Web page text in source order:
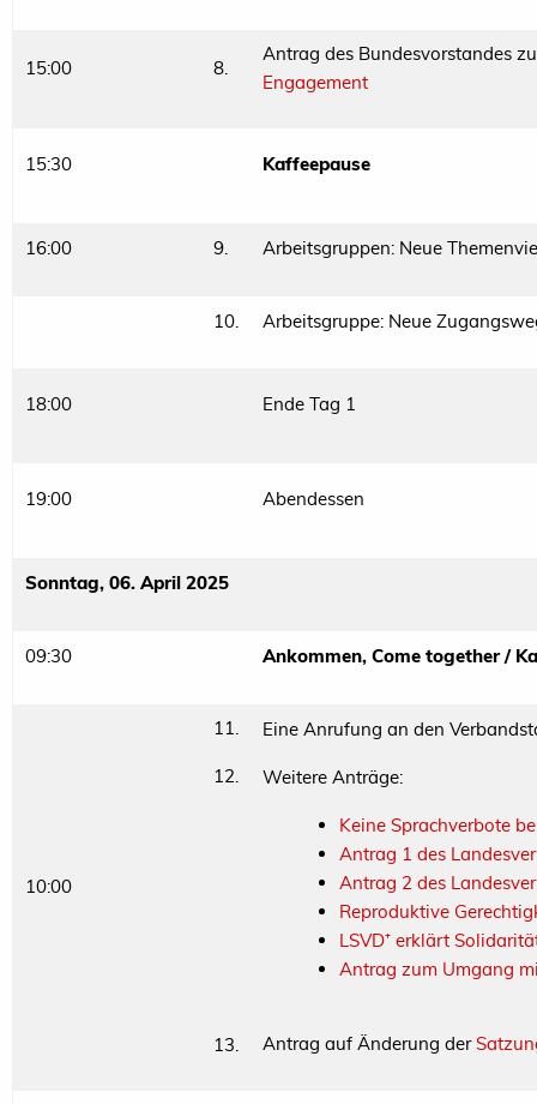
15:00 8.
Antrag des Bundesvorstandes
Engagement
15:30 Kaffeepause
16:00 9. Arbeitsgruppen: Neue
10. Arbeitsgruppe: Neue
18:00 Ende Tag 1
19:00 Abendessen
Sonntag, 06. April 2025
09:30 Ankommen, Come together /
10:00
11.
12.
13.
Eine Anrufung an den
Weitere Anträge:
Keine Sprachverbote
Antrag 1 des
Antrag 2 des
Reproduktive
LSVD⁺ erklärt
Antrag zum Umgang
Antrag auf Änderung der